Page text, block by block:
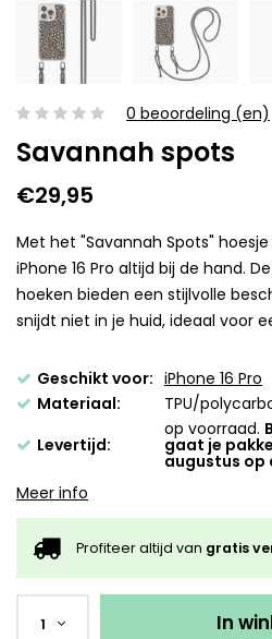
0 beoordeling (en)
Savannah spots
€29,95
Met het "Savannah Spots"
iPhone 16 Pro altijd bij de hand.
hoeken bieden een stijlvolle
snijdt niet in je huid, ideaal voor
Geschikt voor: iPhone 16 Pro
Materiaal:
TPU/
Levertijd:
op voorraad.
gaat je
augustus op
Meer info
Profiteer altijd van gratis
1 In